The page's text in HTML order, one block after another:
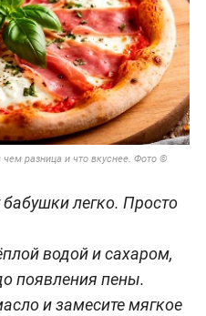
разница и что вкуснее. Фото ©
легко. Просто
водой и сахаром,
появления пены.
и замесите мягкое